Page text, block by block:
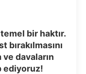
temel bir haktır.
bırakılmasını
davaların
ediyoruz!